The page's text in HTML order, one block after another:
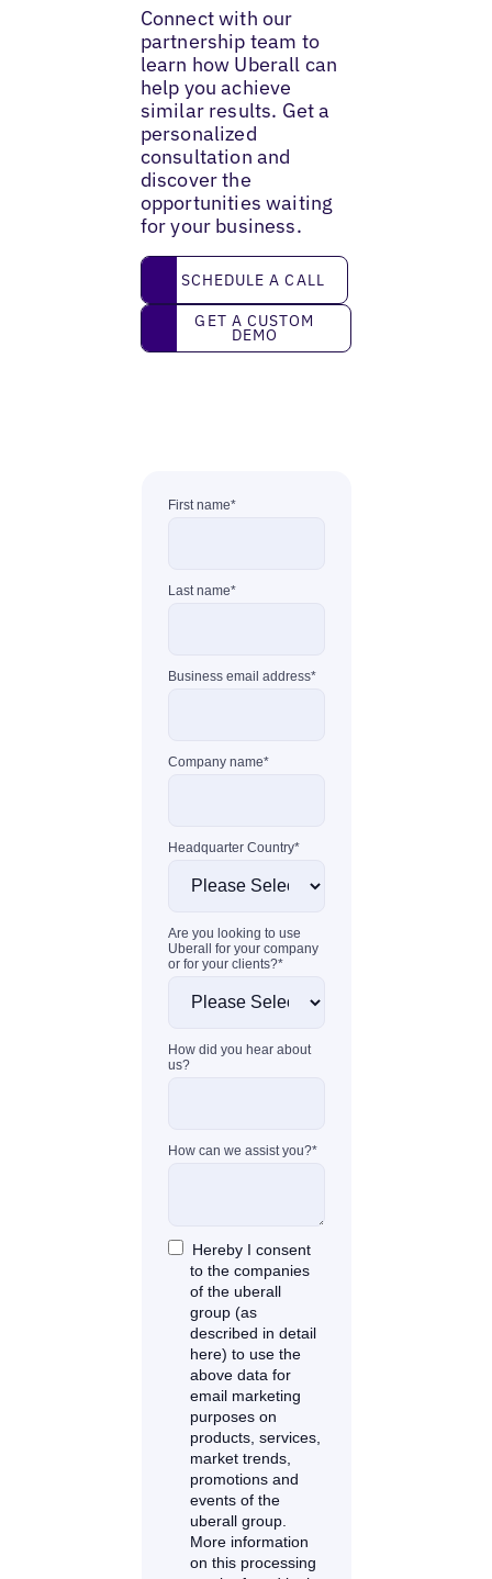
Connect with our
partnership team to
learn how Uberall can
help you achieve
similar results. Get a
personalized
consultation and
discover the
opportunities waiting
for your business.
Schedule a call
SCHEDULE A CALL
Get a custom demo
GET A CUSTOM
DEMO